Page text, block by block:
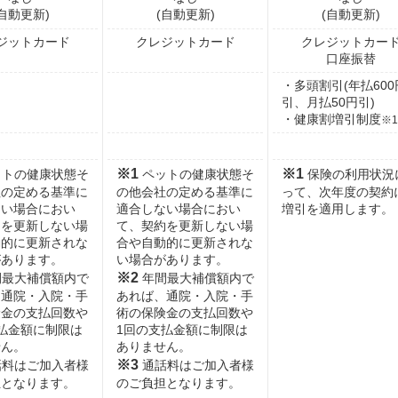
動更新)
ットカード
の健康状態そ
定める基準に
場合におい
更新しない場
に更新されな
ります。
大補償額内で
院・入院・手
の支払回数や
金額に制限は
。
はご加入者様
なります。
(自動更新)
クレジットカード
※1 ペットの健康状態そ
の他会社の定める基準に
適合しない場合におい
て、契約を更新しない場
合や自動的に更新されな
い場合があります。
※2 年間最大補償額内で
あれば、通院・入院・手
術の保険金の支払回数や
1回の支払金額に制限は
ありません。
※3 通話料はご加入者様
のご負担となります。
(自動更新)
クレジットカー
口座振替
・多頭割引(年払600
引、月払50円引)
・健康割増引制度※1
※1 保険の利用状況
って、次年度の契約
増引を適用します。